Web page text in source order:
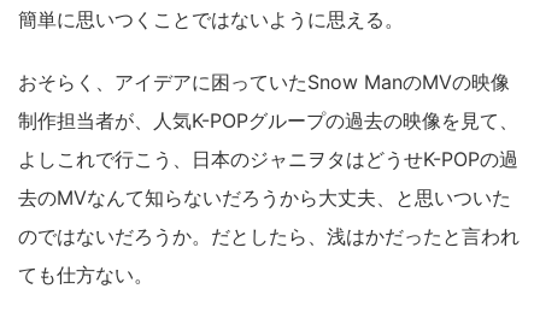
簡単に思いつくことではないように思える。
おそらく、アイデアに困っていたSnow ManのMVの映像
制作担当者が、人気K-POPグループの過去の映像を見て、
よしこれで行こう、日本のジャニヲタはどうせK-POPの過
去のMVなんて知らないだろうから大丈夫、と思いついた
のではないだろうか。だとしたら、浅はかだったと言われ
ても仕方ない。